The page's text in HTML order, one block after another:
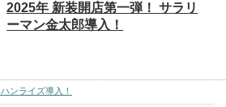
2025年 新装開店第一弾！ サラリ
ーマン金太郎導入！
ンライズ導入！